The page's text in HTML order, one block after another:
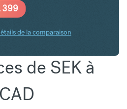
399
de la comparaison
de SEK à
CAD